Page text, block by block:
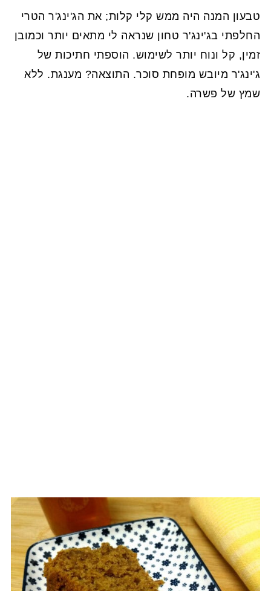
טבעון המנה היה ממש קלי קלות; את הג'ינג'ר הטרי
החלפתי בג'ינג'ר טחון שנראה לי מתאים יותר וכמובן
זמין, קל ונוח יותר לשימוש. הוספתי חתיכות של
ג'ינג'ר מיובש מופחת סוכר. התוצאה? מענגת. ללא
שמץ של פשרה.